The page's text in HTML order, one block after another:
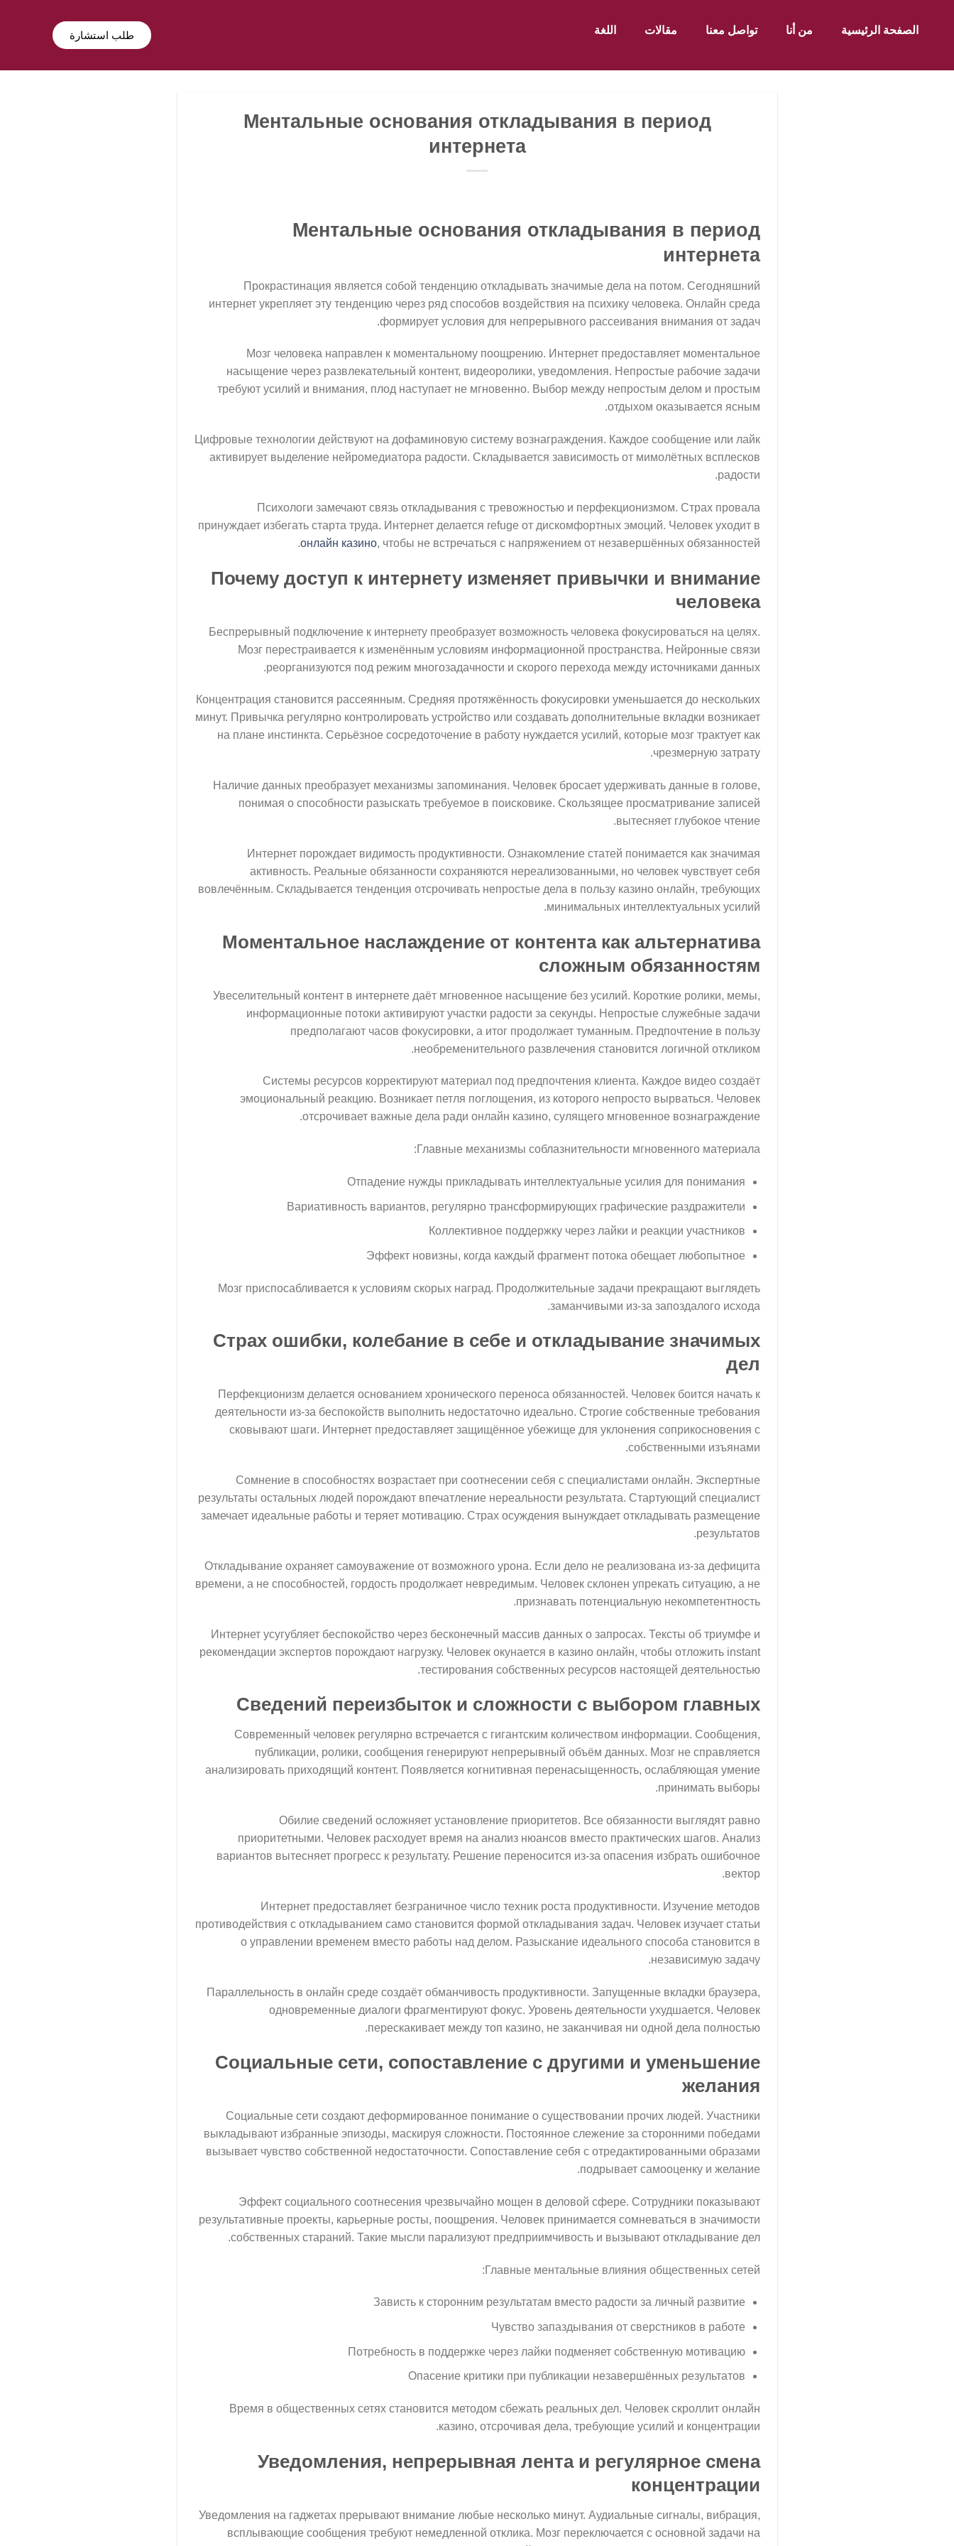
الصفحة الرئيسية من أنا تواصل معنا مقالات اللغة طلب استشارة
Ментальные основания откладывания в период
интернета
Ментальные основания откладывания в период
интернета
Прокрастинация является собой тенденцию откладывать значимые дела на потом. Сегодняшний
интернет укрепляет эту тенденцию через ряд способов воздействия на психику человека. Онлайн среда
формирует условия для непрерывного рассеивания внимания от задач.
Мозг человека направлен к моментальному поощрению. Интернет предоставляет моментальное
насыщение через развлекательный контент, видеоролики, уведомления. Непростые рабочие задачи
требуют усилий и внимания, плод наступает не мгновенно. Выбор между непростым делом и простым
отдыхом оказывается ясным.
Цифровые технологии действуют на дофаминовую систему вознаграждения. Каждое сообщение или лайк
активирует выделение нейромедиатора радости. Складывается зависимость от мимолётных всплесков
радости.
Психологи замечают связь откладывания с тревожностью и перфекционизмом. Страх провала
принуждает избегать старта труда. Интернет делается refuge от дискомфортных эмоций. Человек уходит в
онлайн казино, чтобы не встречаться с напряжением от незавершённых обязанностей.
Почему доступ к интернету изменяет привычки и внимание
человека
Беспрерывный подключение к интернету преобразует возможность человека фокусироваться на целях.
Мозг перестраивается к изменённым условиям информационной пространства. Нейронные связи
реорганизуются под режим многозадачности и скорого перехода между источниками данных.
Концентрация становится рассеянным. Средняя протяжённость фокусировки уменьшается до нескольких
минут. Привычка регулярно контролировать устройство или создавать дополнительные вкладки возникает
на плане инстинкта. Серьёзное сосредоточение в работу нуждается усилий, которые мозг трактует как
чрезмерную затрату.
Наличие данных преобразует механизмы запоминания. Человек бросает удерживать данные в голове,
понимая о способности разыскать требуемое в поисковике. Скользящее просматривание записей
вытесняет глубокое чтение.
Интернет порождает видимость продуктивности. Ознакомление статей понимается как значимая
активность. Реальные обязанности сохраняются нереализованными, но человек чувствует себя
вовлечённым. Складывается тенденция отсрочивать непростые дела в пользу казино онлайн, требующих
минимальных интеллектуальных усилий.
Моментальное наслаждение от контента как альтернатива
сложным обязанностям
Увеселительный контент в интернете даёт мгновенное насыщение без усилий. Короткие ролики, мемы,
информационные потоки активируют участки радости за секунды. Непростые служебные задачи
предполагают часов фокусировки, а итог продолжает туманным. Предпочтение в пользу
необременительного развлечения становится логичной откликом.
Системы ресурсов корректируют материал под предпочтения клиента. Каждое видео создаёт
эмоциональный реакцию. Возникает петля поглощения, из которого непросто вырваться. Человек
отсрочивает важные дела ради онлайн казино, сулящего мгновенное вознаграждение.
Главные механизмы соблазнительности мгновенного материала:
Отпадение нужды прикладывать интеллектуальные усилия для понимания
Вариативность вариантов, регулярно трансформирующих графические раздражители
Коллективное поддержку через лайки и реакции участников
Эффект новизны, когда каждый фрагмент потока обещает любопытное
Мозг приспосабливается к условиям скорых наград. Продолжительные задачи прекращают выглядеть
заманчивыми из-за запоздалого исхода.
Страх ошибки, колебание в себе и откладывание значимых
дел
Перфекционизм делается основанием хронического переноса обязанностей. Человек боится начать к
деятельности из-за беспокойств выполнить недостаточно идеально. Строгие собственные требования
сковывают шаги. Интернет предоставляет защищённое убежище для уклонения соприкосновения с
собственными изъянами.
Сомнение в способностях возрастает при соотнесении себя с специалистами онлайн. Экспертные
результаты остальных людей порождают впечатление нереальности результата. Стартующий специалист
замечает идеальные работы и теряет мотивацию. Страх осуждения вынуждает откладывать размещение
результатов.
Откладывание охраняет самоуважение от возможного урона. Если дело не реализована из-за дефицита
времени, а не способностей, гордость продолжает невредимым. Человек склонен упрекать ситуацию, а не
признавать потенциальную некомпетентность.
Интернет усугубляет беспокойство через бесконечный массив данных о запросах. Тексты об триумфе и
рекомендации экспертов порождают нагрузку. Человек окунается в казино онлайн, чтобы отложить instant
тестирования собственных ресурсов настоящей деятельностью.
Сведений переизбыток и сложности с выбором главных
Современный человек регулярно встречается с гигантским количеством информации. Сообщения,
публикации, ролики, сообщения генерируют непрерывный объём данных. Мозг не справляется
анализировать приходящий контент. Появляется когнитивная перенасыщенность, ослабляющая умение
принимать выборы.
Обилие сведений осложняет установление приоритетов. Все обязанности выглядят равно
приоритетными. Человек расходует время на анализ нюансов вместо практических шагов. Анализ
вариантов вытесняет прогресс к результату. Решение переносится из-за опасения избрать ошибочное
вектор.
Интернет предоставляет безграничное число техник роста продуктивности. Изучение методов
противодействия с откладыванием само становится формой откладывания задач. Человек изучает статьи
о управлении временем вместо работы над делом. Разыскание идеального способа становится в
независимую задачу.
Параллельность в онлайн среде создаёт обманчивость продуктивности. Запущенные вкладки браузера,
одновременные диалоги фрагментируют фокус. Уровень деятельности ухудшается. Человек
перескакивает между топ казино, не заканчивая ни одной дела полностью.
Социальные сети, сопоставление с другими и уменьшение
желания
Социальные сети создают деформированное понимание о существовании прочих людей. Участники
выкладывают избранные эпизоды, маскируя сложности. Постоянное слежение за сторонними победами
вызывает чувство собственной недостаточности. Сопоставление себя с отредактированными образами
подрывает самооценку и желание.
Эффект социального соотнесения чрезвычайно мощен в деловой сфере. Сотрудники показывают
результативные проекты, карьерные росты, поощрения. Человек принимается сомневаться в значимости
собственных стараний. Такие мысли парализуют предприимчивость и вызывают откладывание дел.
Главные ментальные влияния общественных сетей:
Зависть к сторонним результатам вместо радости за личный развитие
Чувство запаздывания от сверстников в работе
Потребность в поддержке через лайки подменяет собственную мотивацию
Опасение критики при публикации незавершённых результатов
Время в общественных сетях становится методом сбежать реальных дел. Человек скроллит онлайн
казино, отсрочивая дела, требующие усилий и концентрации.
Уведомления, непрерывная лента и регулярное смена
концентрации
Уведомления на гаджетах прерывают внимание любые несколько минут. Аудиальные сигналы, вибрация,
всплывающие сообщения требуют немедленной отклика. Мозг переключается с основной задачи на